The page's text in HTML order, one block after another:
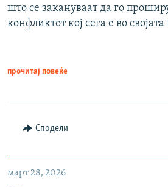
што се закануваат да го
конфликтот кој сега е во
прочитај повеќе
Сподели
март 28, 2026